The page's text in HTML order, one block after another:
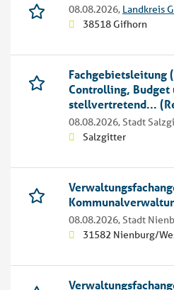
08.08.2026, Landkreis
38518 Gifhorn
Fachgebietsleitung
Controlling, Budget
stellvertretend...
08.08.2026,Stadt
Salzgitter
08.08.2026,Stadt
31582 Nienburg/